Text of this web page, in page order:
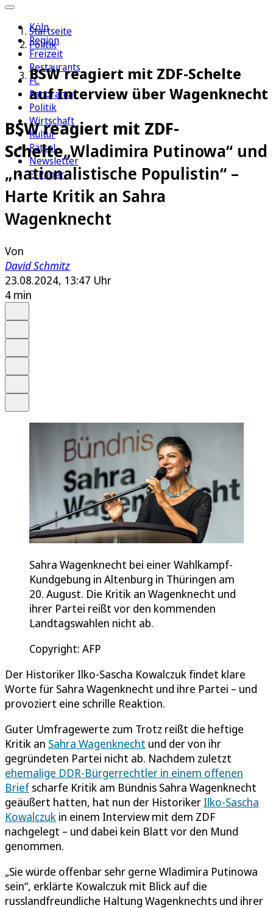
Köln
Region
Freizeit
Restaurants
FC
Panorama
Politik
Wirtschaft
Kultur
Rätsel
Newsletter
E-Paper
Startseite
Politik
BSW reagiert mit ZDF-Schelte
auf Interview über Wagenknecht
BSW reagiert mit ZDF-
Schelte„Wladimira Putinowa“ und
„nationalistische Populistin“ –
Harte Kritik an Sahra
Wagenknecht
Von
David Schmitz
23.08.2024, 13:47 Uhr
4 min
Sahra Wagenknecht bei einer Wahlkampf-
Kundgebung in Altenburg in Thüringen am
20. August. Die Kritik an Wagenknecht und
ihrer Partei reißt vor den kommenden
Landtagswahlen nicht ab.
Copyright: AFP
Der Historiker Ilko-Sascha Kowalczuk findet klare
Worte für Sahra Wagenknecht und ihre Partei – und
provoziert eine schrille Reaktion.
Guter Umfragewerte zum Trotz reißt die heftige
Kritik an Sahra Wagenknecht und der von ihr
gegründeten Partei nicht ab. Nachdem zuletzt
ehemalige DDR-Bürgerrechtler in einem offenen
Brief scharfe Kritik am Bündnis Sahra Wagenknecht
geäußert hatten, hat nun der Historiker Ilko-Sascha
Kowalczuk in einem Interview mit dem ZDF
nachgelegt – und dabei kein Blatt vor den Mund
genommen.
„Sie würde offenbar sehr gerne Wladimira Putinowa
sein“, erklärte Kowalczuk mit Blick auf die
russlandfreundliche Haltung Wagenknechts und ihrer